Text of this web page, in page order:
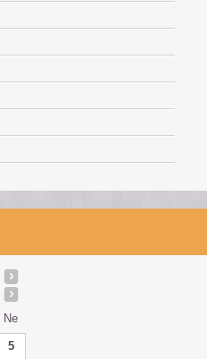
Ne
5